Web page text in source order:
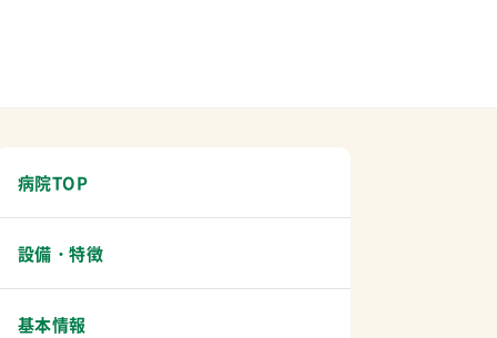
病院TOP
設備・特徴
基本情報